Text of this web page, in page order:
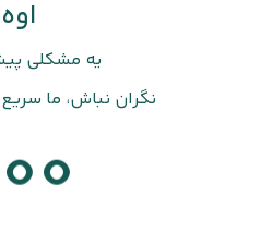
یه مشکلی
نگران نباش، ما